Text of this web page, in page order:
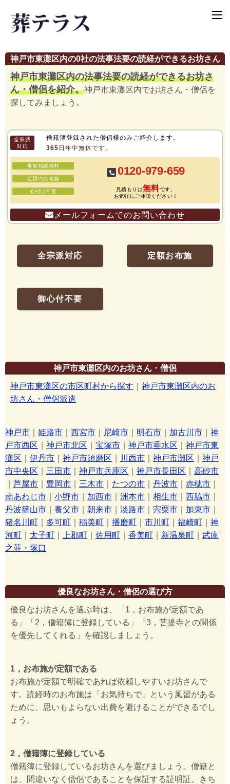
神戸市東灘区内の0社の法事法要の読経ができるお坊さん
神戸市東灘区内の法事法要の読経ができるお坊さ
ん・僧侶を紹介。神戸市東灘区内でお坊さん・僧侶を
探してみましょう。
全宗派
対応
僧籍簿登録された僧侶様のみご紹介します。
365日年中無休です。
事前相談無料
定額のお布施
心付け不要
0120-979-659
見積もりは無料です。
お気軽にご相談ください！
メールフォームでのお問い合わせ
全宗派対応 定額お布施
御心付不要
神戸市東灘区内のお坊さん・僧侶
神戸市東灘区の市区町村から探す
神戸市東灘区内のお
坊さん・僧侶派遣
神戸市 姫路市 西宮市 尼崎市 明石市 加古川市
神
戸市西区
神戸市北区 宝塚市 神戸市垂水区
神戸市東
灘区
伊丹市 神戸市須磨区 川西市 神戸市灘区
神戸
市中央区
三田市 神戸市兵庫区 神戸市長田区
高砂市
芦屋市 豊岡市 三木市 たつの市 丹波市 赤穂市
南あわじ市
小野市 加西市 洲本市 相生市 西脇市
丹波篠山市
養父市 朝来市 淡路市 宍粟市 加東市
猪名川町
多可町 稲美町 播磨町 市川町 福崎町
神
河町
太子町 上郡町 佐用町 香美町 新温泉町
武庫
之荘・塚口
優良なお坊さん・僧侶の選び方
優良なお坊さんを選ぶ時は、「1，お布施が定額であ
る」「2，僧籍簿に登録している」「3，菩提寺との関係
を優先してくれる」を確認しましょう。
1，お布施が定額である
お布施が定額で明確であれば依頼しやすいお坊さんで
す。読経時のお布施は「お気持ちで」という風習がある
ために、思いもよらない出費を避けることができるでし
ょう。
2，僧籍簿に登録している
僧籍簿に登録しているお坊さんを選びましょう。僧籍と
は、間違いなく僧侶であることを保証する証明証。きち